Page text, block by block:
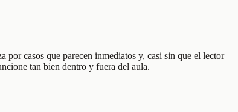
casos que parecen inmediatos y, casi sin que el lector
tan bien dentro y fuera del aula.